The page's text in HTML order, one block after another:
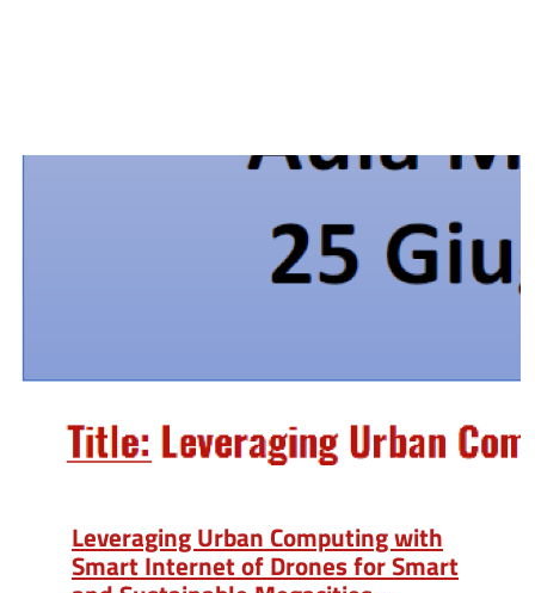
Leveraging Urban Computing with
Smart Internet of Drones for Smart